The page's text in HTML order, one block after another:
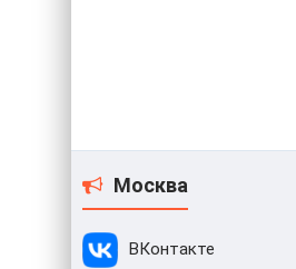
Москва
ВКонтакте